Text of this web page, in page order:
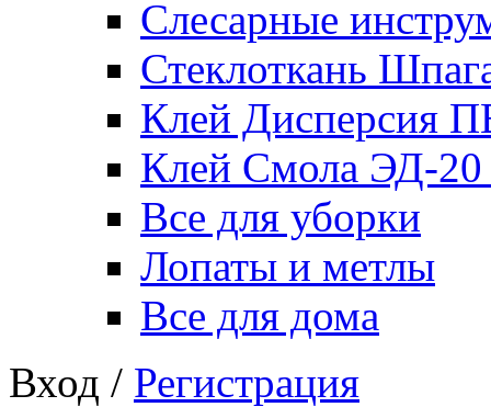
Слесарные
Стеклоткань
Клей Дисперсия
Клей Смола ЭД-20
Все для уборки
Лопаты и метлы
Все для дома
Вход / Регистрация